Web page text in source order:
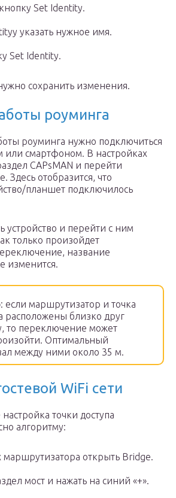
Set Identity.
указать нужное имя.
Set Identity.
сохранить изменения.
роуминга
роуминга нужно подключиться
или смартфоном. В настройках
CAPsMAN и перейти
Здесь отобразится, что
планшет подключилось
устройство и перейти с ним
только произойдет
название
изменится.
: если маршрутизатор и точка
расположены близко друг
то переключение может
Оптимальный
между ними около 35 м.
WiFi сети
точки доступа
алгоритму:
маршрутизатора открыть Bridge.
мост и нажать на синий «+».